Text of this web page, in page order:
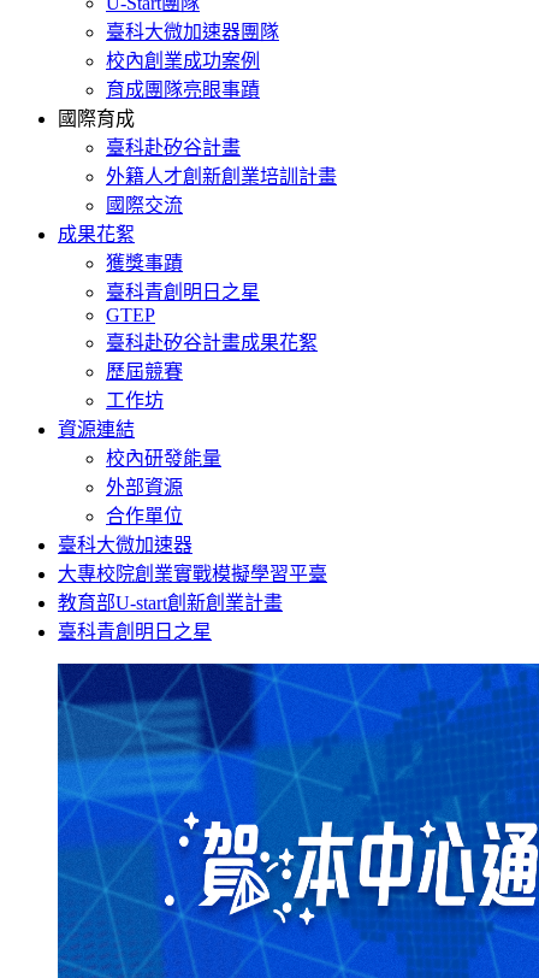
臺科大微加速器團隊
校內創業成功案例
育成團隊亮眼事蹟
國際育成
臺科赴矽谷計畫
外籍人才創新創業培訓計畫
國際交流
成果花絮
獲獎事蹟
臺科青創明日之星
GTEP
臺科赴矽谷計畫成果花絮
歷屆競賽
工作坊
資源連結
校內研發能量
外部資源
合作單位
臺科大微加速器
大專校院創業實戰模擬學習平臺
教育部U-start創新創業計畫
臺科青創明日之星